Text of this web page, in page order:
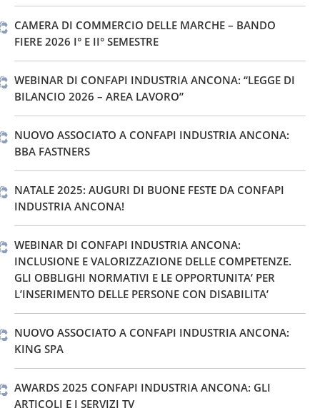
CAMERA DI COMMERCIO DELLE MARCHE – BANDO
FIERE 2026 I° E II° SEMESTRE
WEBINAR DI CONFAPI INDUSTRIA ANCONA: “LEGGE DI
BILANCIO 2026 – AREA LAVORO”
NUOVO ASSOCIATO A CONFAPI INDUSTRIA ANCONA:
BBA FASTNERS
NATALE 2025: AUGURI DI BUONE FESTE DA CONFAPI
INDUSTRIA ANCONA!
WEBINAR DI CONFAPI INDUSTRIA ANCONA:
INCLUSIONE E VALORIZZAZIONE DELLE COMPETENZE.
GLI OBBLIGHI NORMATIVI E LE OPPORTUNITA’ PER
L’INSERIMENTO DELLE PERSONE CON DISABILITA’
NUOVO ASSOCIATO A CONFAPI INDUSTRIA ANCONA:
KING SPA
AWARDS 2025 CONFAPI INDUSTRIA ANCONA: GLI
ARTICOLI E I SERVIZI TV